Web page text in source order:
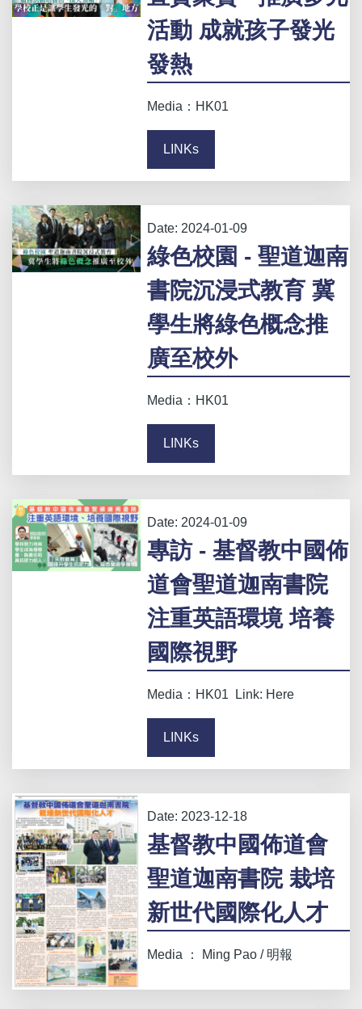
活動 成就孩子發光
發熱
Media：HK01
LINKs
Date: 2024-01-09
綠色校園 - 聖道迦南
書院沉浸式教育 冀
學生將綠色概念推
廣至校外
Media：HK01
LINKs
Date: 2024-01-09
專訪 - 基督教中國佈
道會聖道迦南書院
注重英語環境 培養
國際視野
Media：HK01 Link: Here
LINKs
Date: 2023-12-18
基督教中國佈道會
聖道迦南書院 栽培
新世代國際化人才
Media ： Ming Pao / 明報